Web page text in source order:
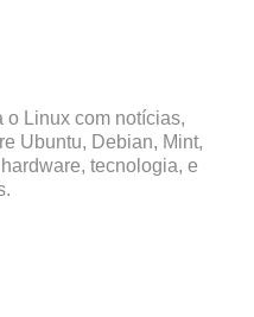
o Linux com notícias,
Ubuntu, Debian, Mint,
tecnologia, e